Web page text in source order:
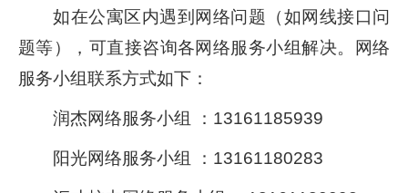
如在公寓区内遇到网络问题（如网线接口问
题等），可直接咨询各网络服务小组解决。网络
服务小组联系方式如下：
润杰网络服务小组 ：13161185939
阳光网络服务小组 ：13161180283